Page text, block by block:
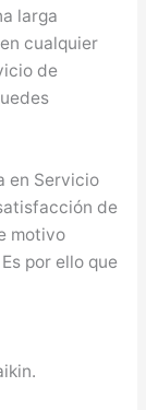
larga
cualquier
de
en Servicio
de
motivo
por ello que